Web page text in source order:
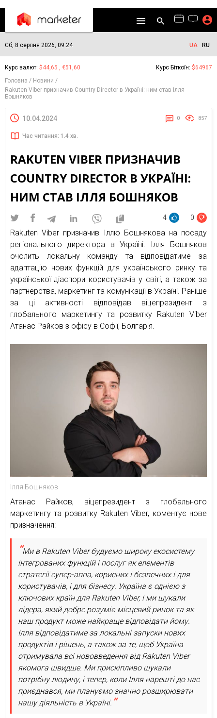
Сб, 8 серпня 2026, 09:24 UA RU
Курс валют: $44,65 , €51,60 Курс Біткоїн: $64967
Головна
Новини
Rakuten Viber призначив Country Director в Україні: ним став Ілля
Бошняков
10.04.2024 0 857
Час читання: 1.4 хв.
RAKUTEN VIBER ПРИЗНАЧИВ
COUNTRY DIRECTOR В УКРАЇНІ:
НИМ СТАВ ІЛЛЯ БОШНЯКОВ
4 0
Rakuten Viber призначив Іллю Бошнякова на посаду
регіонального директора в Україні. Ілля Бошняков
очолить локальну команду та відповідатиме за
адаптацію нових функцій для українського ринку та
української діаспори користувачів у світі, а також за
партнерства, маркетинг та комунікації в Україні. Раніше
за ці активності відповідав віцепрезидент з
глобального маркетингу та розвитку Rakuten Viber
Атанас Райков з офісу в Софії, Болгарія.
Ілля Бошняков
Атанас Райков, віцепрезидент з глобального
маркетингу та розвитку Rakuten Viber, коментує нове
призначення:
Ми в Rakuten Viber будуємо широку екосистему
інтегрованих функцій і послуг як елементів
стратегії супер-аппа, корисних і безпечних і для
користувачів, і для бізнесу. Україна є однією з
ключових країн для Rakuten Viber, і ми шукали
лідера, який добре розуміє місцевий ринок та як
наш продукт може найкраще відповідати йому.
Ілля відповідатиме за локальні запуски нових
продуктів і рішень, а також за те, щоб Україна
отримувала всі нововведення від Rakuten Viber
якомога швидше. Ми прискіпливо шукали
потрібну людину, і тепер, коли Ілля нарешті до нас
приєднався, ми плануємо значно розширювати
нашу діяльність в Україні.